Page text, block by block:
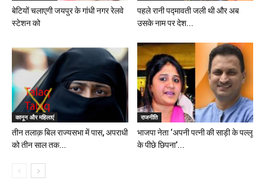
बेटियों चलाएगी जयपुर के गांधी नगर रेलवे
स्टेशन को
पहले रानी पद्मावती जली थी और अब
उसके नाम पर देश...
कानून और महिलाएं
तीन तलाक़ बिल राज्यसभा में पास, अपराधी
को तीन साल तक...
राजनीति
भाजपा नेता ‘अपनी पत्नी की साड़ी के पल्लू
के पीछे छिपना’...